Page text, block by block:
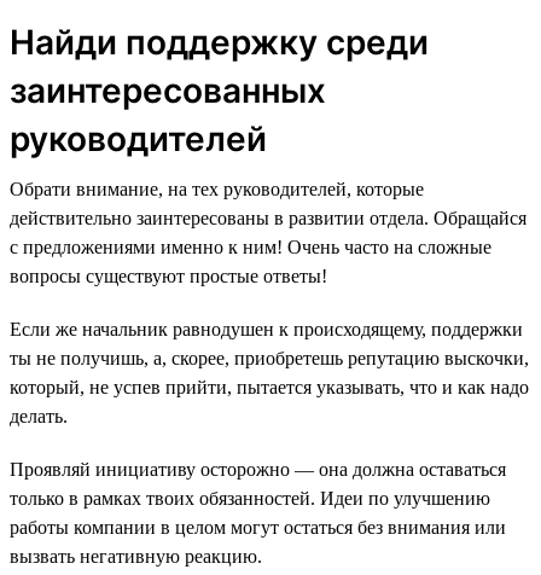
Найди поддержку среди
заинтересованных
руководителей
Обрати внимание, на тех руководителей, которые
действительно заинтересованы в развитии отдела. Обращайся
с предложениями именно к ним! Очень часто на сложные
вопросы существуют простые ответы!
Если же начальник равнодушен к происходящему, поддержки
ты не получишь, а, скорее, приобретешь репутацию выскочки,
который, не успев прийти, пытается указывать, что и как надо
делать.
Проявляй инициативу осторожно — она должна оставаться
только в рамках твоих обязанностей. Идеи по улучшению
работы компании в целом могут остаться без внимания или
вызвать негативную реакцию.